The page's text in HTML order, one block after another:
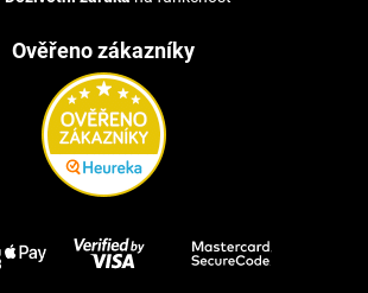
Ověřeno zákazníky